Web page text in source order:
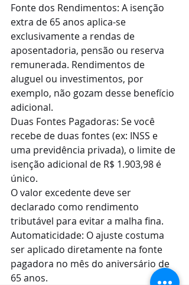
Fonte dos Rendimentos: A isenção
extra de 65 anos aplica-se
exclusivamente a rendas de
aposentadoria, pensão ou reserva
remunerada. Rendimentos de
aluguel ou investimentos, por
exemplo, não gozam desse benefício
adicional.
Duas Fontes Pagadoras: Se você
recebe de duas fontes (ex: INSS e
uma previdência privada), o limite de
isenção adicional de R$ 1.903,98 é
único.
O valor excedente deve ser
declarado como rendimento
tributável para evitar a malha fina.
Automaticidade: O ajuste costuma
ser aplicado diretamente na fonte
pagadora no mês do aniversário de
65 anos.